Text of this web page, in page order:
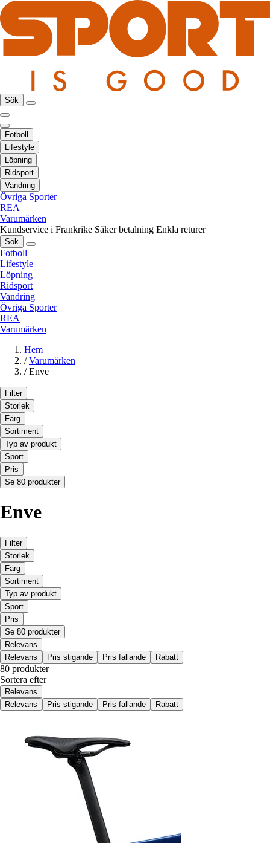
Sök
Fotboll
Lifestyle
Löpning
Ridsport
Vandring
Övriga Sporter
REA
Varumärken
Kundservice i Frankrike Säker betalning Enkla returer
Sök
Fotboll
Lifestyle
Löpning
Ridsport
Vandring
Övriga Sporter
REA
Varumärken
Hem
/ Varumärken
/ Enve
Filter
Storlek
Färg
Sortiment
Typ av produkt
Sport
Pris
Se 80 produkter
Enve
Filter
Storlek
Färg
Sortiment
Typ av produkt
Sport
Pris
Se 80 produkter
Relevans
Relevans
Pris stigande Pris fallande Rabatt
80 produkter
Sortera efter
Relevans
Relevans
Pris stigande Pris fallande Rabatt